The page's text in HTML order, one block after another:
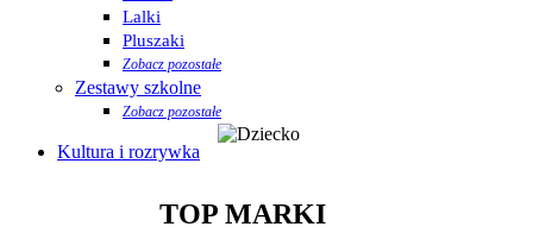
Lalki
Pluszaki
Zobacz pozostałe
Zestawy szkolne
Zobacz pozostałe
Kultura i rozrywka
TOP MARKI